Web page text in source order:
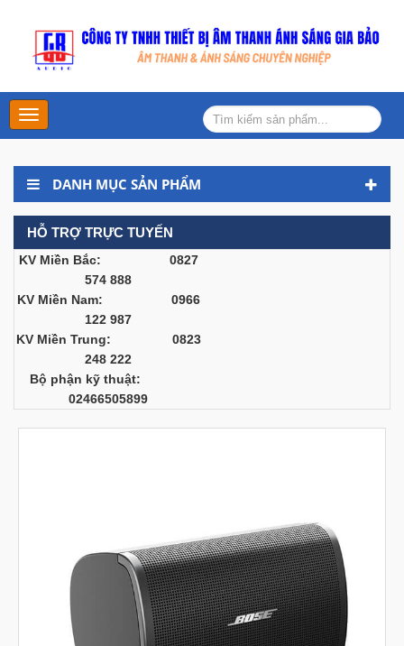
Main
Menu
DANH MỤC SẢN PHẨM
HỖ TRỢ TRỰC TUYẾN
KV Miền Bắc: 0827
574 888
KV Miền Nam: 0966
122 987
KV Miền Trung: 0823
248 222
Bộ phận kỹ thuật:
02466505899